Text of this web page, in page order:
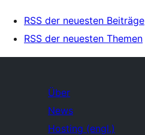
RSS der neuesten Beiträge
RSS der neuesten Themen
Über
News
Hosting (engl.)